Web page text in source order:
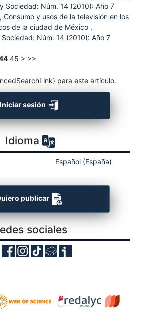
Sociedad: Núm. 14 (2010): Año 7
Consumo y usos de la televisión en los
de la ciudad de México ,
Núm. 14 (2010): Año 7
45 > >>
para este artículo.
Iniciar sesión
Idioma
Español (España)
publicar
sociales